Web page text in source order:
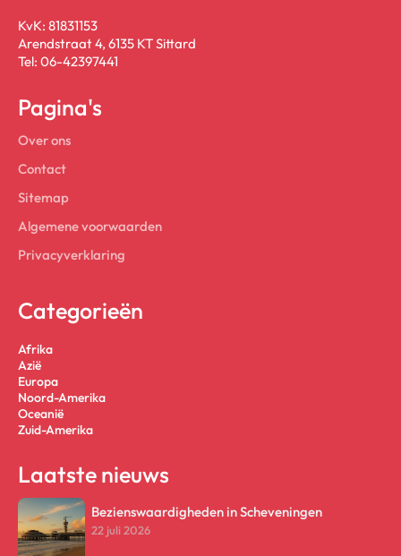
KvK: 81831153
Arendstraat 4, 6135 KT Sittard
Tel: 06-42397441
Pagina's
Over ons
Contact
Sitemap
Algemene voorwaarden
Privacyverklaring
Categorieën
Afrika
Azië
Europa
Noord-Amerika
Oceanië
Zuid-Amerika
Laatste nieuws
Bezienswaardigheden in Scheveningen
22 juli 2026